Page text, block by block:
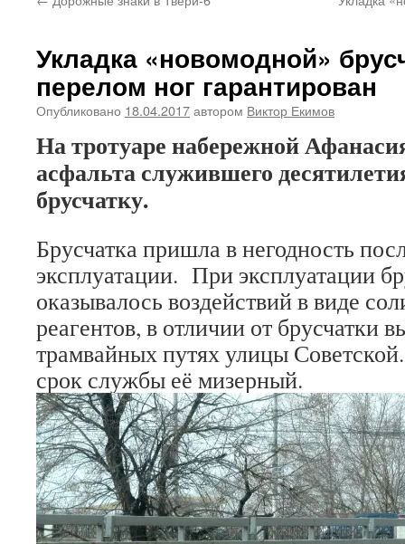
Укладка «новомодной»
перелом ног гарантирован
Опубликовано 18.04.2017автором Виктор Екимов
На тротуаре набережной
асфальта служившего
брусчатку.
Брусчатка пришла в негодность
эксплуатации. При эксплуатации
оказывалось воздействий в виде
реагентов, в отличии от брусчатки
трамвайных путях улицы
срок службы её мизерный.